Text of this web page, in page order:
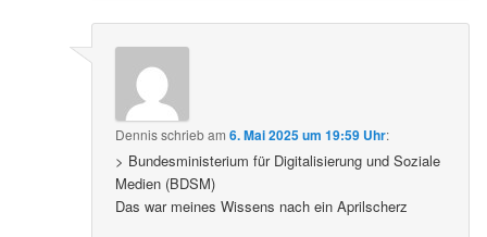
Dennisschriebam6. Mai 2025 um 19:59 Uhr:
> Bundesministerium für Digitalisierung und Soziale
Medien (BDSM)
Das war meines Wissens nach ein Aprilscherz